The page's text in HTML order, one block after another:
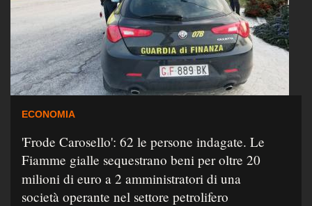
ECONOMIA
'Frode Carosello': 62 le persone indagate. Le
Fiamme gialle sequestrano beni per oltre 20
milioni di euro a 2 amministratori di una
società operante nel settore petrolifero